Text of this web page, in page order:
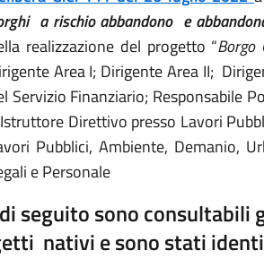
a rischio abbandono e
realizzazione del progetto “
Area I; Dirigente Area II;
Servizio Finanziario; Responsabile
Direttivo presso Lavori
Pubblici, Ambiente, Demanio,
e Personale
seguito sono consultabili
nativi e sono stati